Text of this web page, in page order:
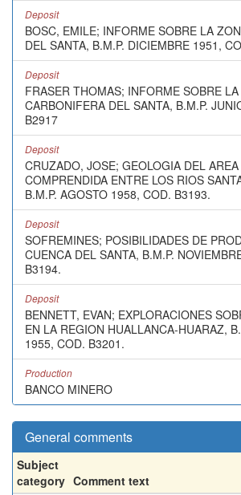
Deposit
BOSC, EMILE; INFORME SOBRE LA
DEL SANTA, B.M.P. DICIEMBRE 1951,
Deposit
FRASER THOMAS; INFORME SOBRE
CARBONIFERA DEL SANTA, B.M.P.
B2917
Deposit
CRUZADO, JOSE; GEOLOGIA DEL
COMPRENDIDA ENTRE LOS RIOS
B.M.P. AGOSTO 1958, COD. B3193.
Deposit
SOFREMINES; POSIBILIDADES DE
CUENCA DEL SANTA, B.M.P.
B3194.
Deposit
BENNETT, EVAN; EXPLORACIONES
EN LA REGION HUALLANCA-HUARAZ,
1955, COD. B3201.
Production
BANCO MINERO
General comments
Subject
category Comment text